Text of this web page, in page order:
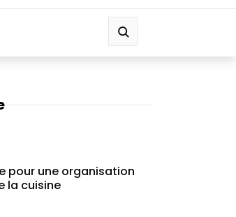
pour une organisation
la cuisine